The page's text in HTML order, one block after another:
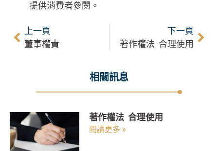
提供消費者參閱。
上一頁
董事權責
下一頁
著作權法 合理使用
相關訊息
著作權法 合理使用
閱讀更多 »